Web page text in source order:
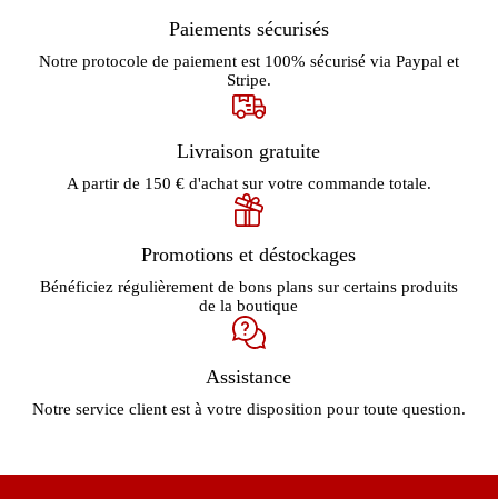
Paiements sécurisés
Notre protocole de paiement est 100% sécurisé via Paypal et
Stripe.
Livraison gratuite
A partir de 150 € d'achat sur votre commande totale.
Promotions et déstockages
Bénéficiez régulièrement de bons plans sur certains produits
de la boutique
Assistance
Notre service client est à votre disposition pour toute question.